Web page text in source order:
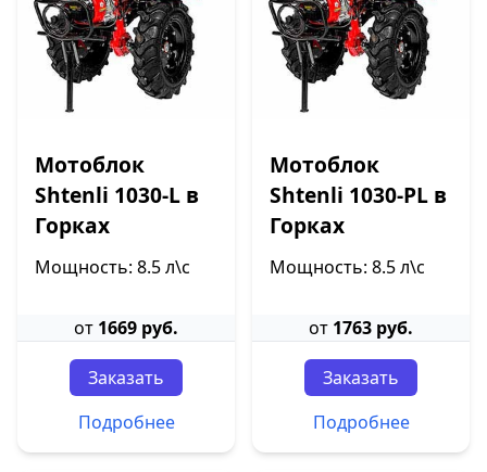
Мотоблок
Shtenli 1030-L в
Горках
Мощность: 8.5 л\с
от 1669 руб.
Заказать
Подробнее
Мотоблок
Shtenli 1030-PL в
Горках
Мощность: 8.5 л\с
от 1763 руб.
Заказать
Подробнее